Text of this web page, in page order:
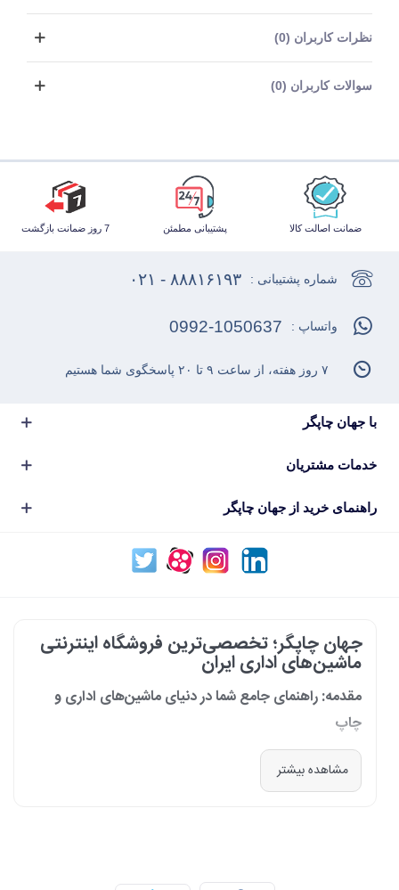
نظرات کاربران (0)
سوالات کاربران (0)
ضمانت اصالت کالا پشتیبانی مطمئن 7 روز ضمانت بازگشت
با جهان چاپگر
خدمات مشتریان
راهنمای خرید از جهان چاپگر
شماره پشتیبانی : ۸۸۸۱۶۱۹۳ - ۰۲۱
واتساپ : 0992-1050637
۷ روز هفته، از ساعت ۹ تا ۲۰ پاسخگوی شما هستیم
جهان چاپگر؛ تخصصی‌ترین فروشگاه اینترنتی
ماشین‌های اداری ایران
مقدمه: راهنمای جامع شما در دنیای ماشین‌های اداری و
چاپ
در دنیای پرشتاب امروز که کسب‌وکارها و سازمان‌ها برای افزایش بهره‌وری خود به
فناوری‌های نوین وابسته‌اند، دسترسی به ابزارهای کارآمد و قابل اعتماد یک
مشاهده بیشتر